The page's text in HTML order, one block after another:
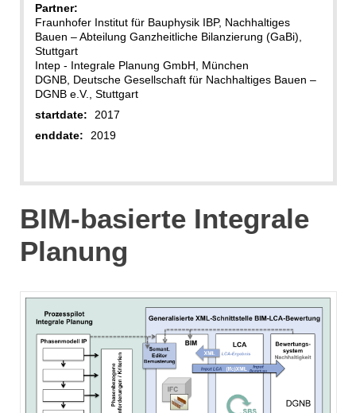
Partner:
Fraunhofer Institut für Bauphysik IBP, Nachhaltiges
Bauen – Abteilung Ganzheitliche Bilanzierung (GaBi),
Stuttgart
Intep - Integrale Planung GmbH, München
DGNB, Deutsche Gesellschaft für Nachhaltiges Bauen –
DGNB e.V., Stuttgart
startdate:
2017
enddate:
2019
BIM-basierte Integrale
Planung